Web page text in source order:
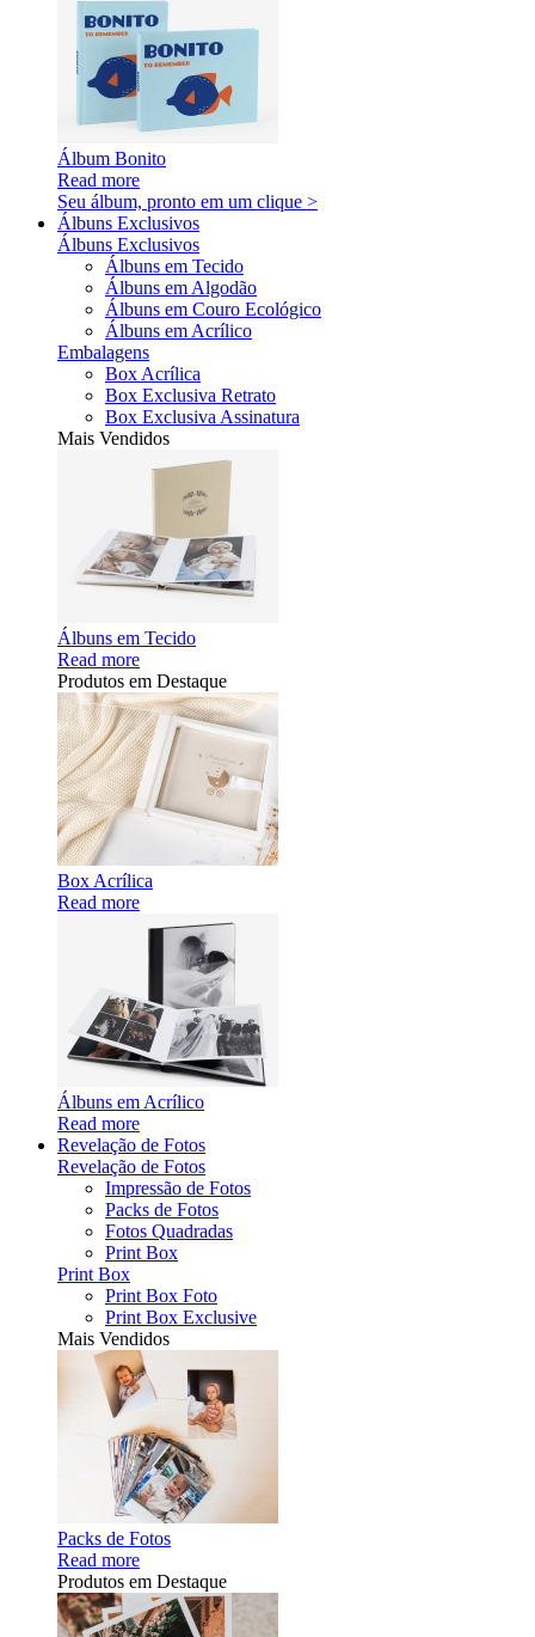
Álbum Bonito
Read more
Seu álbum, pronto em um clique >
Álbuns Exclusivos
Álbuns Exclusivos
Álbuns em Tecido
Álbuns em Algodão
Álbuns em Couro Ecológico
Álbuns em Acrílico
Embalagens
Box Acrílica
Box Exclusiva Retrato
Box Exclusiva Assinatura
Mais Vendidos
Álbuns em Tecido
Read more
Produtos em Destaque
Box Acrílica
Read more
Álbuns em Acrílico
Read more
Revelação de Fotos
Revelação de Fotos
Impressão de Fotos
Packs de Fotos
Fotos Quadradas
Print Box
Print Box
Print Box Foto
Print Box Exclusive
Mais Vendidos
Packs de Fotos
Read more
Produtos em Destaque